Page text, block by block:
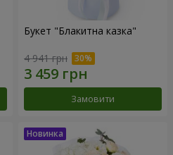
Букет "Блакитна казка"
4 941 грн
Замовити